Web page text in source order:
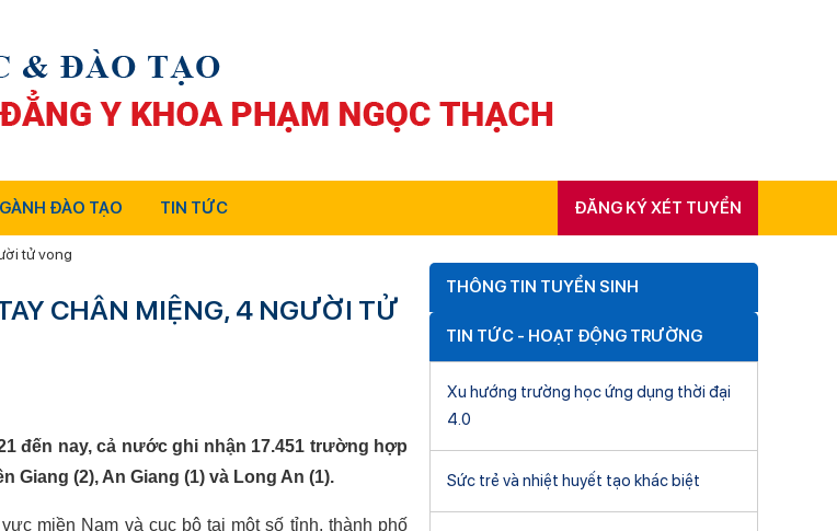
ĐÀO TẠO TIN TỨC ĐĂNG KÝ XÉT TUYỂN
tử vong
CHÂN MIỆNG, 4 NGƯỜI TỬ
đến nay, cả nước ghi nhận 17.451 trường hợp
(2), An Giang (1) và Long An (1).
miền Nam và cục bộ tại một số tỉnh, thành phố
THÔNG TIN TUYỂN SINH
TIN TỨC - HOẠT ĐỘNG TRƯỜNG
Xu hướng trường học ứng dụng thời đại
4.0
Sức trẻ và nhiệt huyết tạo khác biệt